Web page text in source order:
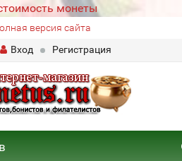
монеты
версия сайта
Вход
Регистрация